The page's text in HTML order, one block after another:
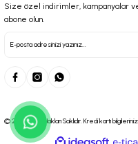
Size özel indirimler, kampanyalar
abone olun.
© 2025 Tüm Hakları Saklıdır. Kredi kartı
ideasoft